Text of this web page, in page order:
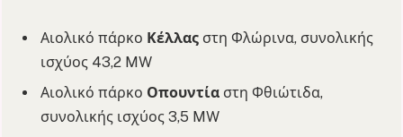
Αιολικό πάρκο Κέλλας στη Φλώρινα, συνολικής
ισχύος 43,2 MW
Αιολικό πάρκο Οπουντία στη Φθιώτιδα,
συνολικής ισχύος 3,5 MW